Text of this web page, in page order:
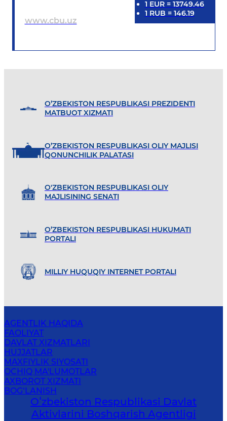
www.cbu.uz
1 EUR= 13749.46
1 RUB = 146.19
O’ZBEKISTON RESPUBLIKASI PREZIDENTI
MATBUOT XIZMATI
O’ZBEKISTON RESPUBLIKASI OLIY MAJLISI
QONUNCHILIK PALATASI
O'ZBEKISTON RESPUBLIKASI OLIY
MAJLISINING SENATI
O’ZBEKISTON RESPUBLIKASI HUKUMATI
PORTALI
MILLIY HUQUQIY INTERNET PORTALI
AGENTLIK HAQIDA
FAOLIYAT
DAVLAT XIZMATLARI
HUJJATLAR
MAXFIYLIK SIYOSATI
OCHIQ MA'LUMOTLAR
AXBOROT XIZMATI
BOG‘LANISH
Oʻzbekiston Respublikasi Davlat
Aktivlarini Boshqarish Agentligi